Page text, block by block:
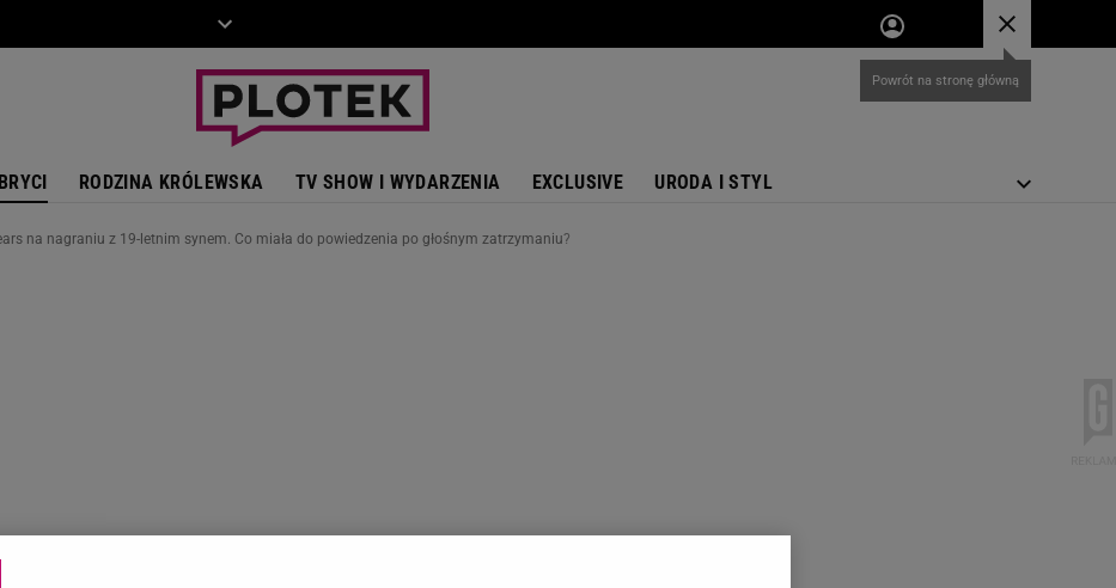
RODZINA KRÓLEWSKA TV SHOW I WYDARZENIA EXCLUSIVE URODA I STYL
na nagraniu z 19-letnim synem. Co miała do powiedzenia po głośnym zatrzymaniu?